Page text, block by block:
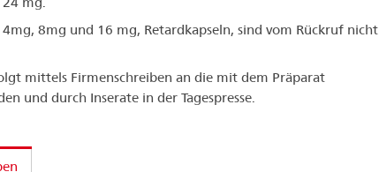
4mg, 8mg und 16 mg, Retardkapseln, sind vom Rückruf nicht
mittels Firmenschreiben an die mit dem Präparat
und durch Inserate in der Tagespresse.